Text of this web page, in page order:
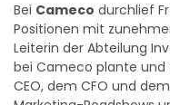
Bei Cameco durchlief
Positionen mit
Leiterin der Abteilung
bei Cameco plante
CEO, dem CFO und